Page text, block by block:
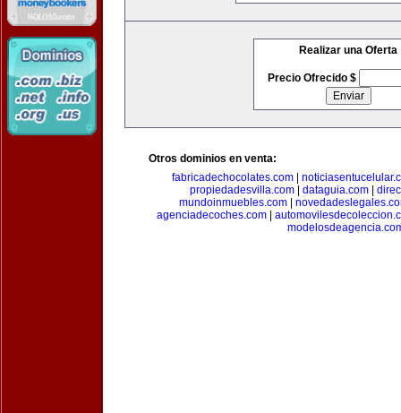
Realizar una Oferta
Precio Ofrecido $
Otros dominios en venta:
fabricadechocolates.com|
propiedadesvilla.com| dataguia.com|
mundoinmuebles.com
agenciadecoches.com